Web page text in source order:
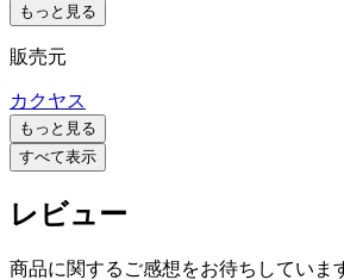
もっと見る
販売元
カクヤス
もっと見る
すべて表示
レビュー
商品に関するご感想をお待ちしていま